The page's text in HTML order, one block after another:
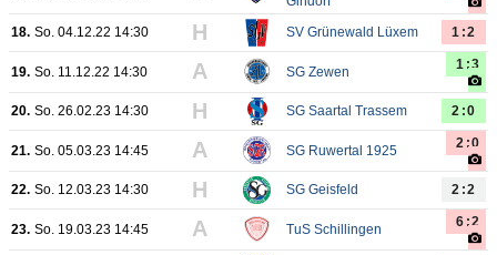
18. So. 04.12.22 14:30 H SV Grünewald Lüxem 1:2
19. So. 11.12.22 14:30 A SG Zewen 1:3
20. So. 26.02.23 14:30 H SG Saartal Trassem 2:0
21. So. 05.03.23 14:45 A SG Ruwertal 1925 2:0
22. So. 12.03.23 14:30 H SG Geisfeld 2:2
23. So. 19.03.23 14:45 A TuS Schillingen 6:2